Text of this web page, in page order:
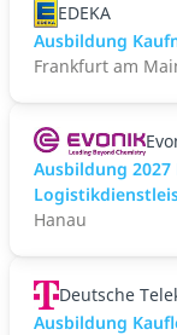
EDEKA
Ausbildung
Frankfurt am
Ausbildung
Hanau
Deutsche
Ausbildung